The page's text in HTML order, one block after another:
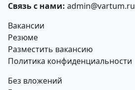
Связь с нами: admin@vartum.ru
Вакансии
Резюме
Разместить вакансию
Политика конфиденциальности
Без вложений